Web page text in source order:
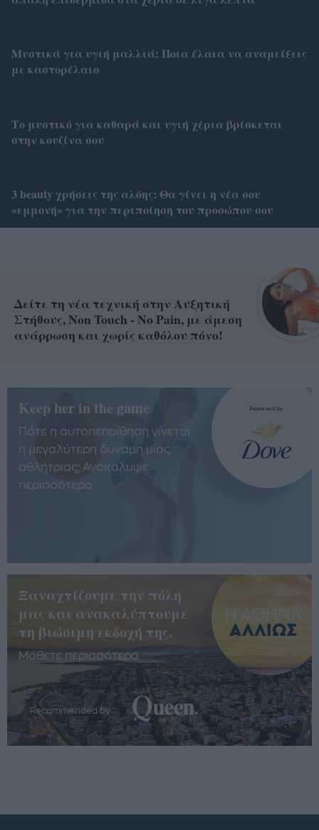
Μυστικά για υγιή μαλλιά: Ποια έλαια να αναμείξεις
με καστορέλαιο
Το μυστικό για καθαρά και υγιή χέρια βρίσκεται
στην κουζίνα σου
3 beauty χρήσεις της αλόης: Θα γίνει η νέα σου
«εμμονή» για την περιποίηση του προσώπου σου
Δείτε τη νέα τεχνική στην Αυξητική
Στήθους, Non Touch - No Pain, με άμεση
ανάρρωση και χωρίς καθόλου πόνο!
Keep her in the game
Πότε η αυτοπεποίθηση γίνεται
η μεγαλύτερη δύναμη μίας
αθλήτριας; Ανακάλυψε
περισσότερα
Ξαναχτίζουμε την πόλη
μας και ανακαλύπτουμε
τη βιώσιμη εκδοχή της.
Μάθετε περισσότερα
Recommended by